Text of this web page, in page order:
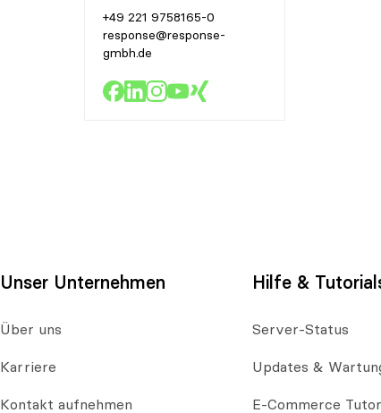
+49 221 9758165-0
response@response-
gmbh.de
Unser Unternehmen
Über uns
Karriere
Kontakt aufnehmen
Hilfe &
Server-Status
Updates &
E-Commerce